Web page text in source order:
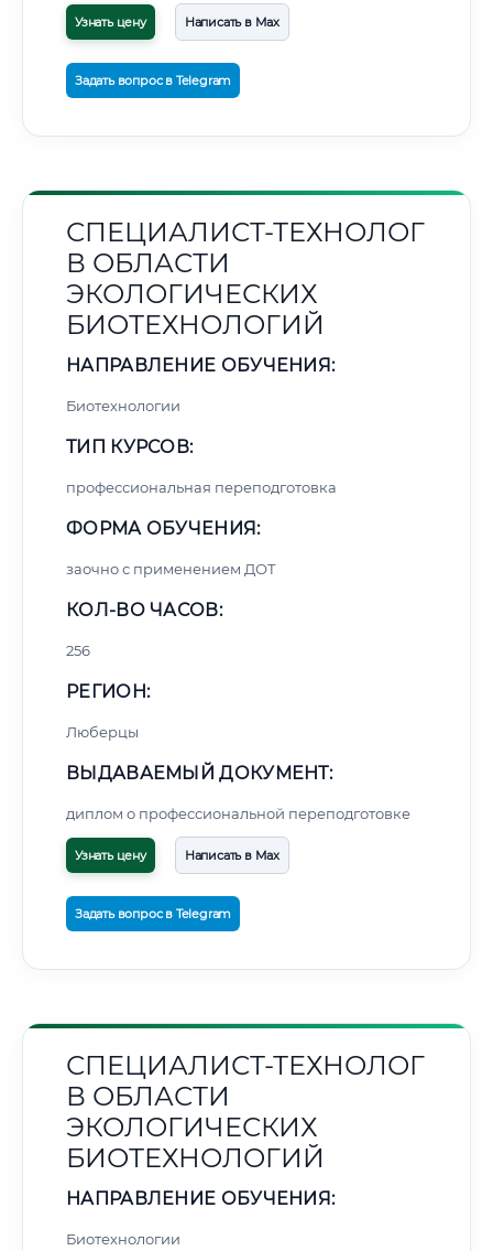
Узнать цену Написать в Max
Задать вопрос в Telegram
СПЕЦИАЛИСТ-ТЕХНОЛОГ
В ОБЛАСТИ
ЭКОЛОГИЧЕСКИХ
БИОТЕХНОЛОГИЙ
НАПРАВЛЕНИЕ ОБУЧЕНИЯ:
Биотехнологии
ТИП КУРСОВ:
профессиональная переподготовка
ФОРМА ОБУЧЕНИЯ:
заочно с применением ДОТ
КОЛ-ВО ЧАСОВ:
256
РЕГИОН:
Люберцы
ВЫДАВАЕМЫЙ ДОКУМЕНТ:
диплом о профессиональной переподготовке
Узнать цену Написать в Max
Задать вопрос в Telegram
СПЕЦИАЛИСТ-ТЕХНОЛОГ
В ОБЛАСТИ
ЭКОЛОГИЧЕСКИХ
БИОТЕХНОЛОГИЙ
НАПРАВЛЕНИЕ ОБУЧЕНИЯ:
Биотехнологии